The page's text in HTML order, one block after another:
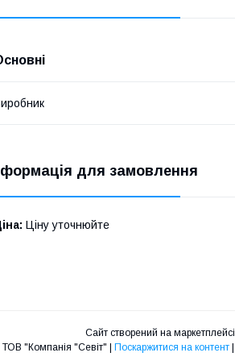
для замовлення
Ціну уточнюйте
Сайт створений на маркетплейсі
ТОВ "Компанія "Севіт" | Поскаржитися на контент |